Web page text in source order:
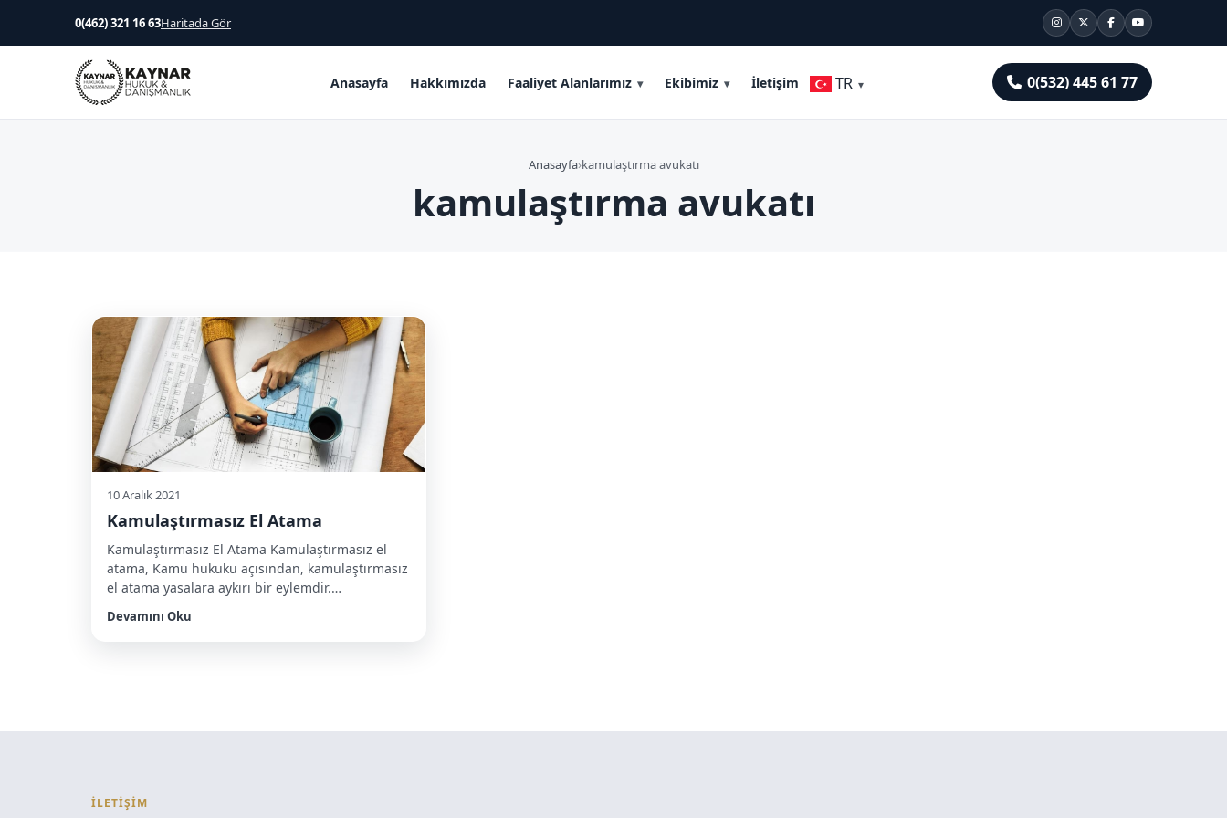
0(462) 321 16 63Haritada Gör
Anasayfa Hakkımızda Faaliyet Alanlarımız Ekibimiz İletişim TR 0(532) 445 61 77
Anasayfa›kamulaştırma avukatı
kamulaştırma avukatı
10 Aralık 2021
Kamulaştırmasız El Atama
Kamulaştırmasız El Atama Kamulaştırmasız el
atama, Kamu hukuku açısından, kamulaştırmasız
el atama yasalara aykırı bir eylemdir.
Kamulaştırma, devletin belirli bir kamu yararı
nedeniyle, özel mülkiyete konu olan taşınmazları
Devamını Oku
İLETİŞİM